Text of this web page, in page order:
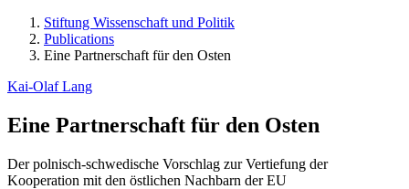
Stiftung Wissenschaft und Politik
Publications
Eine Partnerschaft für den Osten
Kai-Olaf Lang
Eine Partnerschaft für den Osten
Der polnisch-schwedische Vorschlag zur Vertiefung der
Kooperation mit den östlichen Nachbarn der EU